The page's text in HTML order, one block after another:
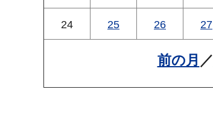
24 25 26 27
前の月 ／